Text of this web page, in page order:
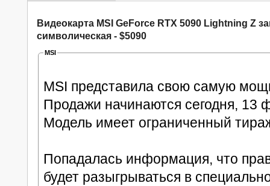
Видеокарта MSI GeForce RTX 5090 Lightning Z
символическая - $5090
MSI
MSI представила свою самую
Продажи начинаются сегодня, 13
Модель имеет ограниченный
Попадалась информация, что
будет разыгрываться в